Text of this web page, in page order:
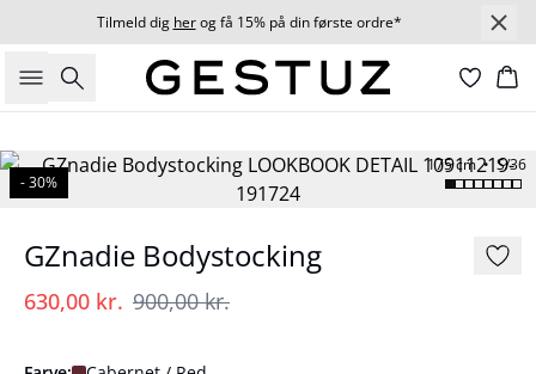
Tilmeld dig herog få 15% på din første ordre*
Søg
175 cm • S/36
- 30%
GZnadie Bodystocking
630,00 kr. 900,00 kr.